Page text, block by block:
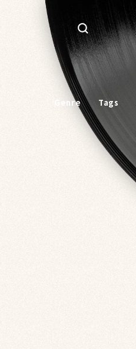
Genre Tags